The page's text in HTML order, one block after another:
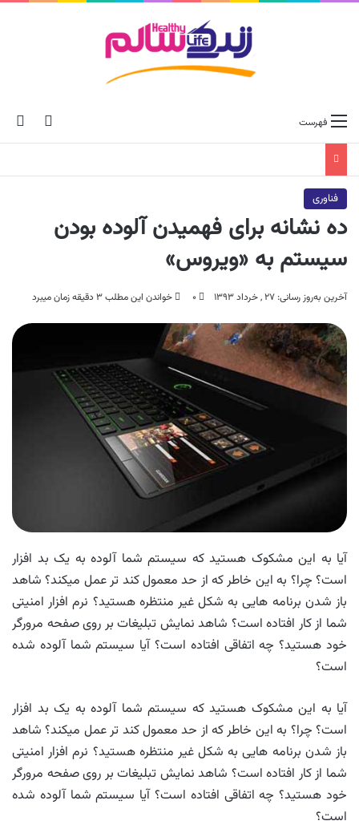
skin فهرست
فناوری
ده نشانه برای فهمیدن آلوده بودن
سیستم به «ویروس»
آخرین به‌روز رسانی: ۲۷ , خرداد ۱۳۹۳ ۰ خواندن این مطلب ۳ دقیقه زمان میبرد
آیا به این مشکوک هستید که سیستم شما آلوده به یک بد افزار
است؟ چرا؟ به این خاطر که از حد معمول کند تر عمل میکند؟ شاهد
باز شدن برنامه هایی به شکل غیر منتظره هستید؟ نرم افزار امنیتی
شما از کار افتاده است؟ شاهد نمایش تبلیغات بر روی صفحه مرورگر
خود هستید؟ چه اتفاقی افتاده است؟ آیا سیستم شما آلوده شده
است؟
آیا به این مشکوک هستید که سیستم شما آلوده به یک بد افزار
است؟ چرا؟ به این خاطر که از حد معمول کند تر عمل میکند؟ شاهد
باز شدن برنامه هایی به شکل غیر منتظره هستید؟ نرم افزار امنیتی
شما از کار افتاده است؟ شاهد نمایش تبلیغات بر روی صفحه مرورگر
خود هستید؟ چه اتفاقی افتاده است؟ آیا سیستم شما آلوده شده
است؟